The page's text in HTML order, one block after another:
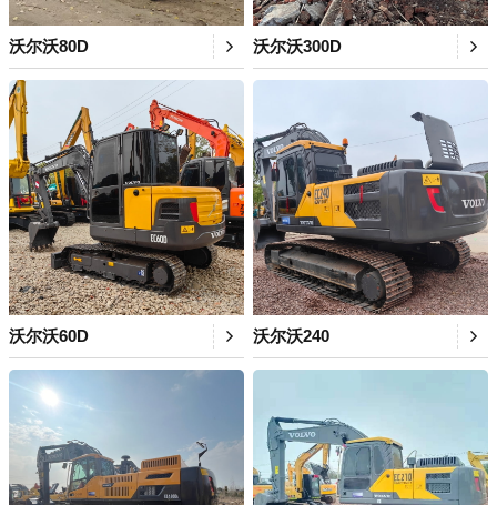
沃尔沃80D 沃尔沃300D
沃尔沃60D 沃尔沃240